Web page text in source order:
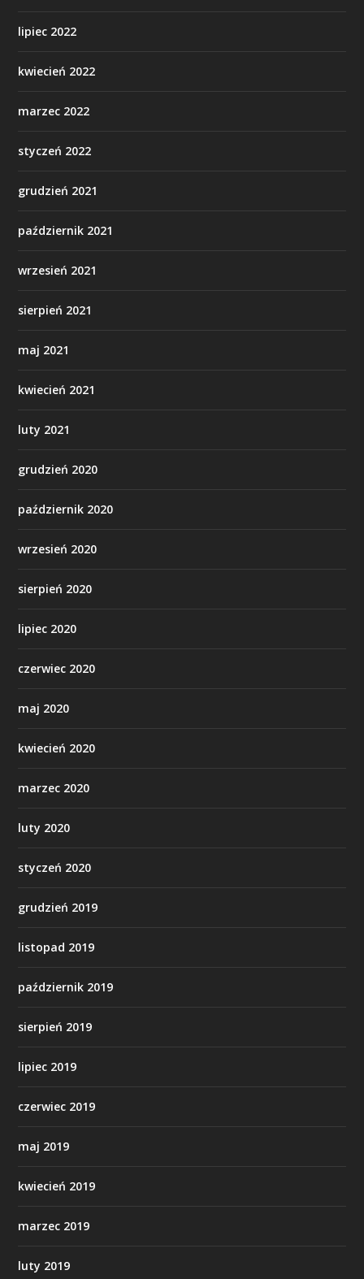
lipiec 2022
kwiecień 2022
marzec 2022
styczeń 2022
grudzień 2021
październik 2021
wrzesień 2021
sierpień 2021
maj 2021
kwiecień 2021
luty 2021
grudzień 2020
październik 2020
wrzesień 2020
sierpień 2020
lipiec 2020
czerwiec 2020
maj 2020
kwiecień 2020
marzec 2020
luty 2020
styczeń 2020
grudzień 2019
listopad 2019
październik 2019
sierpień 2019
lipiec 2019
czerwiec 2019
maj 2019
kwiecień 2019
marzec 2019
luty 2019